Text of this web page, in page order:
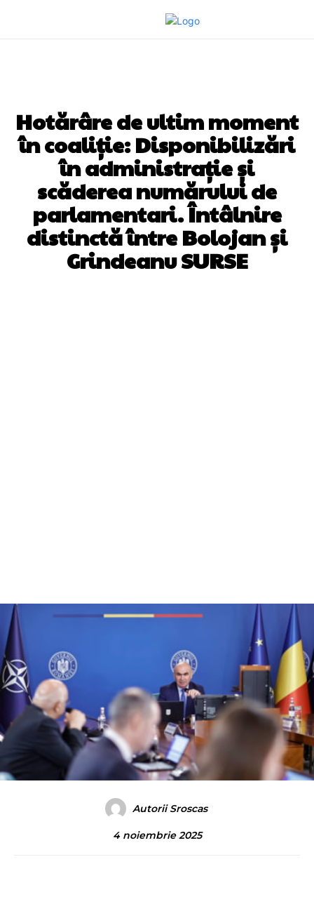
Hotărâre de ultim moment
în coaliție: Disponibilizări
în administrație și
scăderea numărului de
parlamentari. Întâlnire
distinctă între Bolojan și
Grindeanu SURSE
Autorii Sroscas
4 noiembrie 2025